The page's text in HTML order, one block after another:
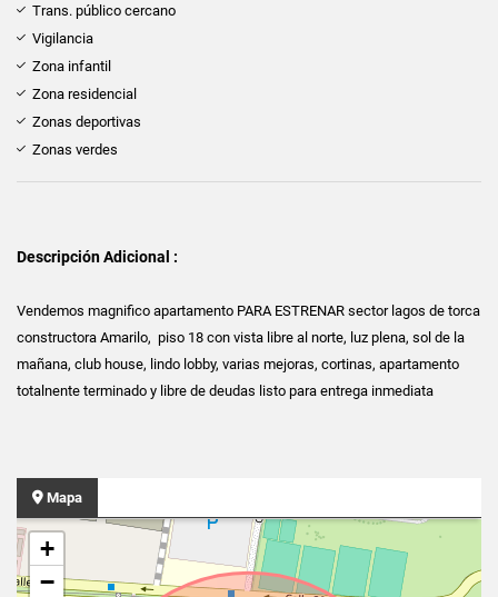
Trans. público cercano
Vigilancia
Zona infantil
Zona residencial
Zonas deportivas
Zonas verdes
Descripción Adicional :
Vendemos magnifico apartamento PARA ESTRENAR sector lagos de torca
constructora Amarilo, piso 18 con vista libre al norte, luz plena, sol de la
mañana, club house, lindo lobby, varias mejoras, cortinas, apartamento
totalnente terminado y libre de deudas listo para entrega inmediata
Mapa
+
−